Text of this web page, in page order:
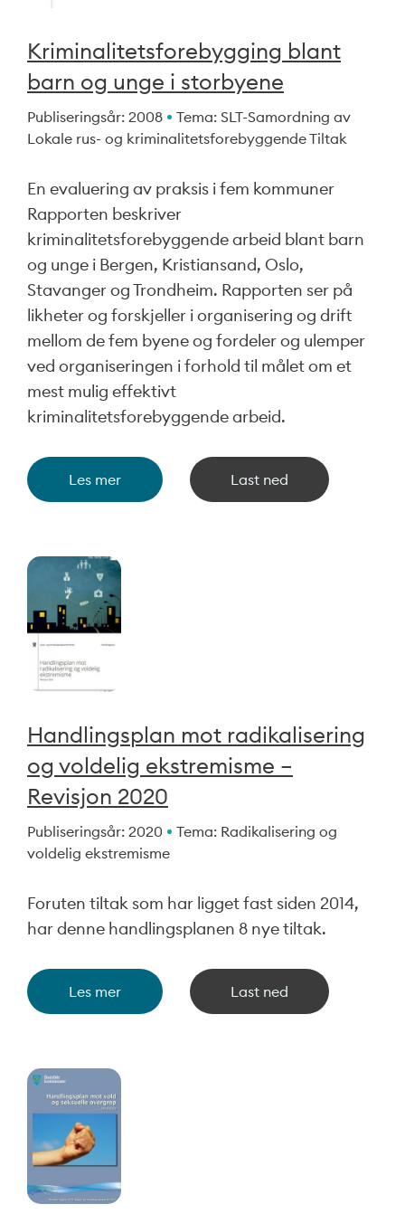
Kriminalitetsforebygging blant
barn og unge i storbyene
Publiseringsår: 2008
Tema: SLT-Samordning av
Lokale rus- og kriminalitetsforebyggende Tiltak
En evaluering av praksis i fem kommuner
Rapporten beskriver
kriminalitetsforebyggende arbeid blant barn
og unge i Bergen, Kristiansand, Oslo,
Stavanger og Trondheim. Rapporten ser på
likheter og forskjeller i organisering og drift
mellom de fem byene og fordeler og ulemper
ved organiseringen i forhold til målet om et
mest mulig effektivt
kriminalitetsforebyggende arbeid.
Les mer Last ned
Handlingsplan mot radikalisering
og voldelig ekstremisme –
Revisjon 2020
Publiseringsår: 2020
Tema: Radikalisering og
voldelig ekstremisme
Foruten tiltak som har ligget fast siden 2014,
har denne handlingsplanen 8 nye tiltak.
Les mer Last ned